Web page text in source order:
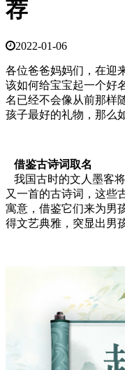
荐
2022-01-06
各位爸爸妈妈们，在迎
该如何给宝宝起一个好
名已经不会像从前那样
孩子最好的礼物，那么
借鉴古诗词取名
我国古时的文人墨客
又一首的古诗词，这些
寓意，借鉴它们来为男
得文艺典雅，突显出男